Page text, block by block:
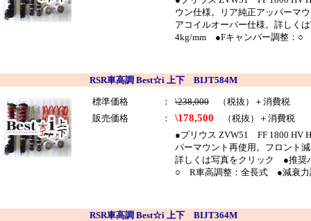
ウン仕様。リア純正アッパーマ
アコイルオーバー仕様。詳しく
4kg/mm ●Fキャンバー調整：
RSR車高調 Best☆i 上下 BIJT584M
標準価格 ： \238,000 （税抜）＋消費税
販売価格
： \178,500 （税抜）＋消費税
●プリウス ZVW51 FF 1800 HV
パーマウント再使用。フロント
詳しくは写真をクリック ●推奨
○ R車高調整：全長式 ●減衰
RSR車高調 Best☆i 上下 BIJT364M